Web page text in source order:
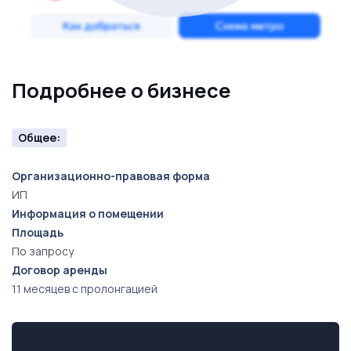
— администраторы
— технический специалист
— управляющий
Бизнес не требует ежедневного участия
собственника.
Локация
Восточный административный округ Москвы.
Подробнее о бизнесе
Общее:
Организационно-правовая форма
ИП
Информация о помещении
Площадь
По запросу
Договор аренды
11 месяцев с пролонгацией